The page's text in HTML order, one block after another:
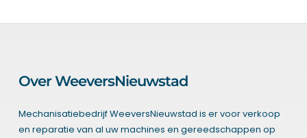
Over WeeversNieuwstad
Mechanisatiebedrijf WeeversNieuwstad is er voor verkoop
en reparatie van al uw machines en gereedschappen op